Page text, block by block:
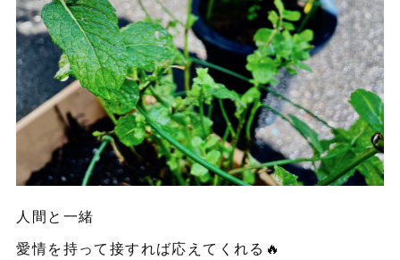
人間と一緒
愛情を持って接すれば応えてくれる🔥